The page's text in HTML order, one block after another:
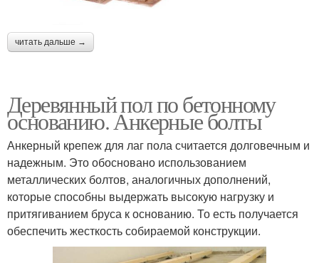
читать дальше →
Деревянный пол по бетонному
основанию. Анкерные болты
Анкерный крепеж для лаг пола считается долговечным и
надежным. Это обосновано использованием
металлических болтов, аналогичных дополнений,
которые способны выдержать высокую нагрузку и
притягиванием бруса к основанию. То есть получается
обеспечить жесткость собираемой конструкции.